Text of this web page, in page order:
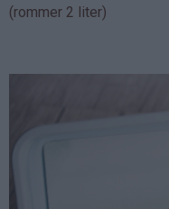
(rommer 2 liter)